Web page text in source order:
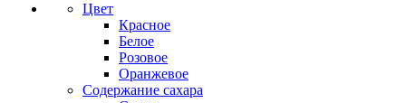
Цвет
Красное
Белое
Розовое
Оранжевое
Содержание сахара